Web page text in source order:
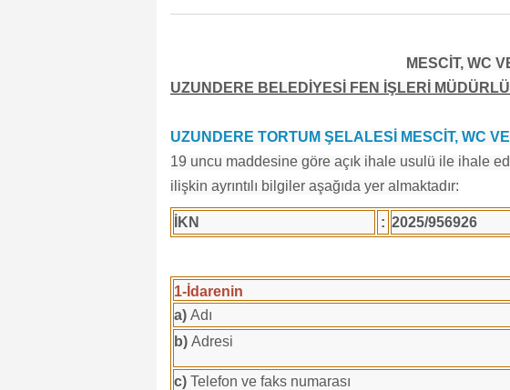
MESCİT, WC
UZUNDERE BELEDİYESİ FEN İŞLERİ
UZUNDERE TORTUM ŞELALESİ MESCİT, WC
19 uncu maddesine göre açık ihale usulü ile ihale
ilişkin ayrıntılı bilgiler aşağıda yer almaktadır:
İKN : 2025/956926
1-İdarenin
a) Adı
b) Adresi
c) Telefon ve faks numarası